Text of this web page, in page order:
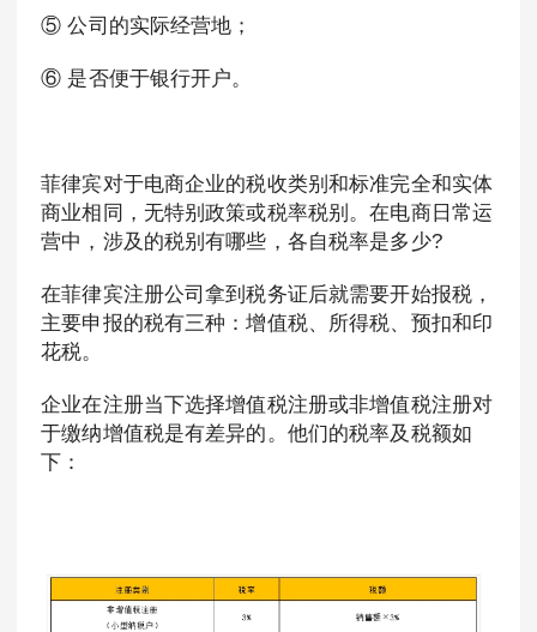
⑤ 公司的实际经营地；
⑥ 是否便于银行开户。
菲律宾对于电商企业的税收类别和标准完全和实体
商业相同，无特别政策或税率税别。在电商日常运
营中，涉及的税别有哪些，各自税率是多少?
在菲律宾注册公司拿到税务证后就需要开始报税，
主要申报的税有三种：增值税、所得税、预扣和印
花税。
企业在注册当下选择增值税注册或非增值税注册对
于缴纳增值税是有差异的。他们的税率及税额如
下：